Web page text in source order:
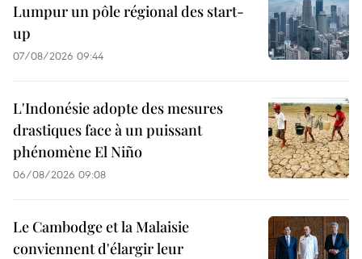
Lumpur un pôle régional des start-
up
07/08/2026 09:44
L'Indonésie adopte des mesures
drastiques face à un puissant
phénomène El Niño
06/08/2026 09:08
Le Cambodge et la Malaisie
conviennent d'élargir leur